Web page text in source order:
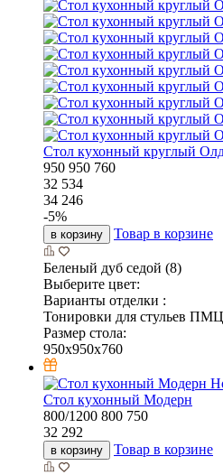
Стол кухонный круглый
950 950 760
32 534
34 246
-5%
в корзину Товар в корзине
Беленый дуб седой (8)
Выберите цвет:
Варианты отделки :
Тонировки для стульев ПМЦ
Размер стола:
950x950x760
Стол кухонный Модерн
800/1200 800 750
32 292
в корзину Товар в корзине